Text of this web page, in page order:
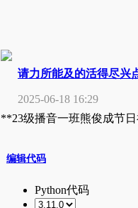
请力所能及的活得尽兴
2025-06-18 16:29
**23级播音一班熊俊成节